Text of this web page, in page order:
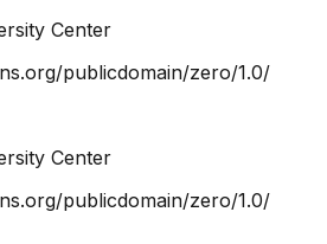
Center
publicdomain/zero/1.0/
Center
publicdomain/zero/1.0/